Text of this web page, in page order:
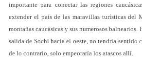
importante para conectar las regiones
extender el país de las maravillas turísticas del
montañas caucásicas y sus numerosos balnearios.
salida de Sochi hacia el oeste, no tendría sentido
de lo contrario, solo empeoraría los atascos allí.